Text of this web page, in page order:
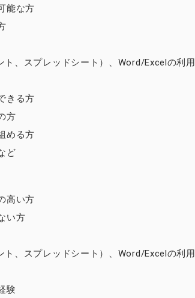
能な方
ト、スプレッドシート）、Word/Excelの利用
きる方
方
める方
ど
高い方
い方
ト、スプレッドシート）、Word/Excelの利用
験